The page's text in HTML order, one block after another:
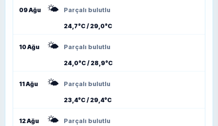
09 Ağu 🌤️ Parçalı bulutlu
24,7°C / 29,0°C
10 Ağu 🌤️ Parçalı bulutlu
24,0°C / 28,9°C
11 Ağu 🌤️ Parçalı bulutlu
23,4°C / 29,4°C
12 Ağu 🌤️ Parçalı bulutlu